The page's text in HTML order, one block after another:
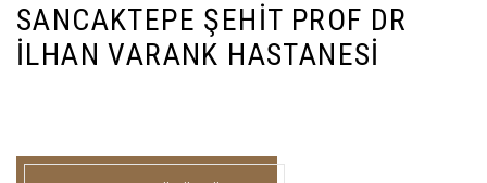
SANCAKTEPE ŞEHIT PROF DR
İLHAN VARANK HASTANESI